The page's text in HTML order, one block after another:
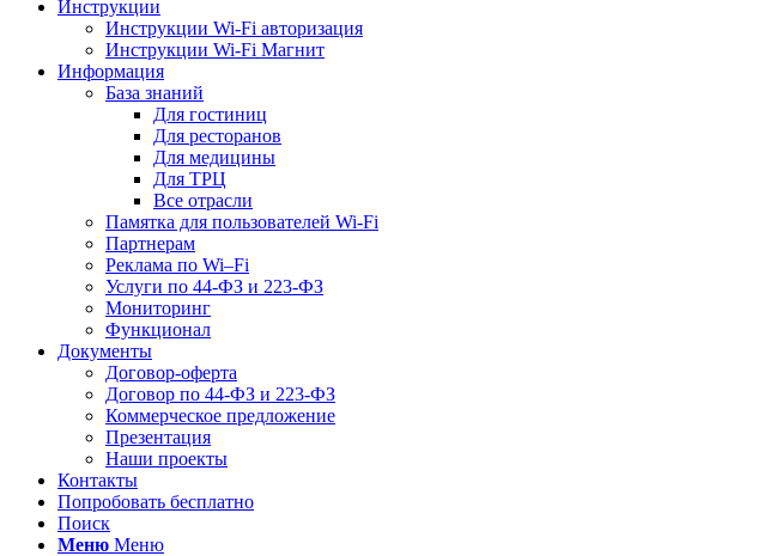
Инструкции
Инструкции Wi-Fi авторизация
Инструкции Wi-Fi Магнит
Информация
База знаний
Для гостиниц
Для ресторанов
Для медицины
Для ТРЦ
Все отрасли
Памятка для пользователей Wi-Fi
Партнерам
Реклама по Wi–Fi
Услуги по 44-ФЗ и 223-ФЗ
Мониторинг
Функционал
Документы
Договор-оферта
Договор по 44-ФЗ и 223-ФЗ
Коммерческое предложение
Презентация
Наши проекты
Контакты
Попробовать бесплатно
Поиск
Меню Меню